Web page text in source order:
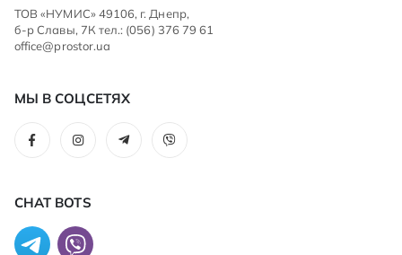
ТОВ «НУМИС» 49106, г. Днепр,
б-р Славы, 7К тел.: (056) 376 79 61
office@prostor.ua
МЫ В СОЦСЕТЯХ
CHAT BOTS